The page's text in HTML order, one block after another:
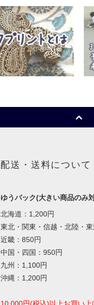
配送・送料について
ゆうパック(大きい商品のみ
北海道：1,200円
東北・関東・信越・北陸・
近畿：850円
中国・四国：950円
九州：1,100円
沖縄：1,200円